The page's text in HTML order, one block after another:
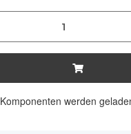
Komponenten werden